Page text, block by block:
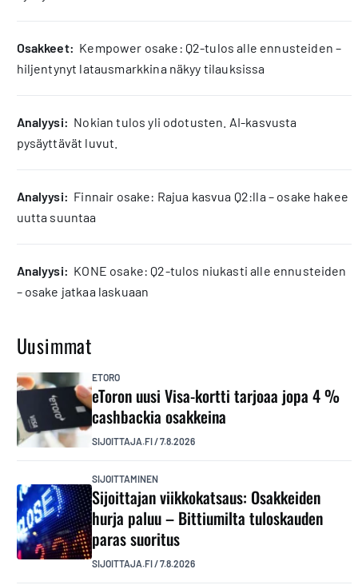
osakkeet: Kempower osake: Q2-tulos alle ennusteiden –
hiljentynyt latausmarkkina näkyy tilauksissa
analyysi: Nokian tulos yli odotusten. AI-kasvusta
pysäyttävät luvut.
analyysi: Finnair osake: Rajua kasvua Q2:lla – osake hakee
uutta suuntaa
analyysi: KONE osake: Q2-tulos niukasti alle ennusteiden
– osake jatkaa laskuaan
Uusimmat
ETORO
eToron uusi Visa-kortti tarjoaa jopa 4 %
cashbackia osakkeina
SIJOITTAJA.FI/7.8.2026
SIJOITTAMINEN
Sijoittajan viikkokatsaus: Osakkeiden
hurja paluu – Bittiumilta tuloskauden
paras suoritus
SIJOITTAJA.FI/7.8.2026